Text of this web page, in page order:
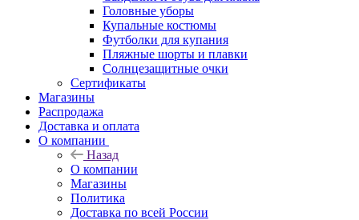
Головные уборы
Купальные костюмы
Футболки для купания
Пляжные шорты и плавки
Солнцезащитные очки
Сертификаты
Магазины
Распродажа
Доставка и оплата
О компании
Назад
О компании
Магазины
Политика
Доставка по всей России